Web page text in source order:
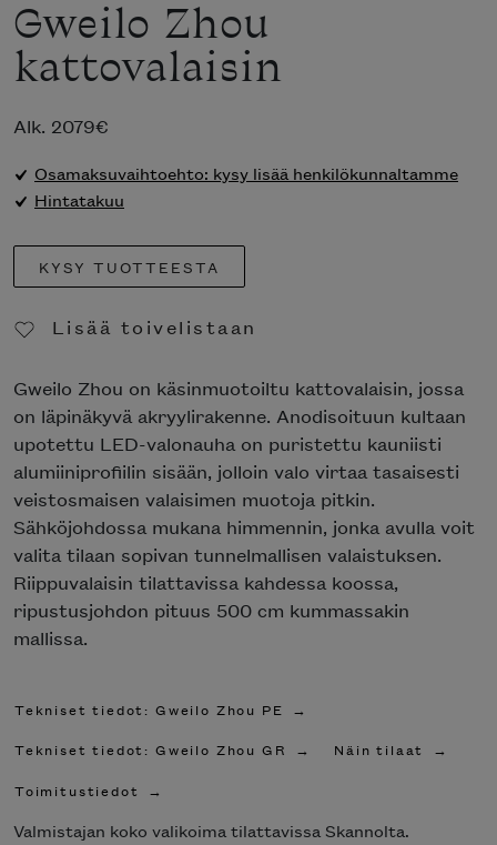
Gweilo Zhou
kattovalaisin
Alk. 2079€
Osamaksuvaihtoehto: kysy lisää henkilökunnaltamme
Hintatakuu
KYSY TUOTTEESTA
Lisää toivelistaan
Gweilo Zhou on käsinmuotoiltu kattovalaisin, jossa
on läpinäkyvä akryylirakenne. Anodisoituun kultaan
upotettu LED-valonauha on puristettu kauniisti
alumiiniprofiilin sisään, jolloin valo virtaa tasaisesti
veistosmaisen valaisimen muotoja pitkin.
Sähköjohdossa mukana himmennin, jonka avulla voit
valita tilaan sopivan tunnelmallisen valaistuksen.
Riippuvalaisin tilattavissa kahdessa koossa,
ripustusjohdon pituus 500 cm kummassakin
mallissa.
Tekniset tiedot: Gweilo Zhou PE
Tekniset tiedot: Gweilo Zhou GR
Näin tilaat
Toimitustiedot
Valmistajan koko valikoima tilattavissa Skannolta.